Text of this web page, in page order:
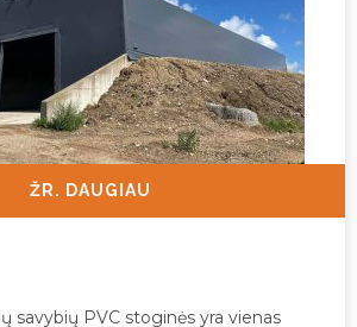
ŽR. DAUGIAU
savybių PVC stoginės yra vienas